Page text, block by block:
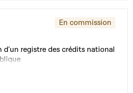
En commission
d'un registre des crédits national